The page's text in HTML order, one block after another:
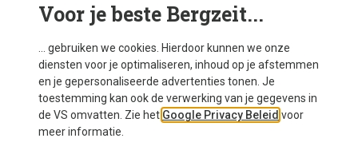
Je bespaart 27%
Voor je beste Bergzeit...
... gebruiken we cookies. Hierdoor kunnen we onze
diensten voor je optimaliseren, inhoud op je afstemmen
en je gepersonaliseerde advertenties tonen. Je
toestemming kan ook de verwerking van je gegevens in
de VS omvatten. Zie het Google Privacy Beleid voor
meer informatie.